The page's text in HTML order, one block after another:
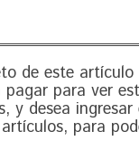
de este artículo
pagar para ver
y desea
para